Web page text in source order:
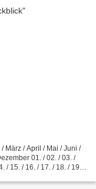
März / April / Mai / Juni /
01. / 02. / 03. /
/ 15. / 16. / 17. / 18. / 19.